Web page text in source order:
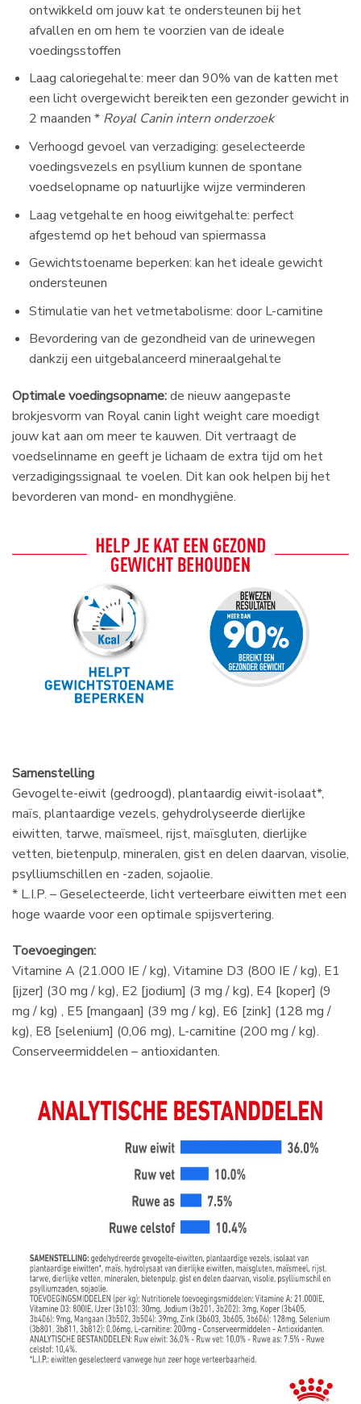
ontwikkeld om jouw kat te ondersteunen bij het
afvallen en om hem te voorzien van de ideale
voedingsstoffen
Laag caloriegehalte: meer dan 90% van de katten met
een licht overgewicht bereikten een gezonder gewicht in
2 maanden * Royal Canin intern onderzoek
Verhoogd gevoel van verzadiging: geselecteerde
voedingsvezels en psyllium kunnen de spontane
voedselopname op natuurlijke wijze verminderen
Laag vetgehalte en hoog eiwitgehalte: perfect
afgestemd op het behoud van spiermassa
Gewichtstoename beperken: kan het ideale gewicht
ondersteunen
Stimulatie van het vetmetabolisme: door L-carnitine
Bevordering van de gezondheid van de urinewegen
dankzij een uitgebalanceerd mineraalgehalte
Optimale voedingsopname:de nieuw aangepaste
brokjesvorm van Royal canin light weight care moedigt
jouw kat aan om meer te kauwen. Dit vertraagt ​​de
voedselinname en geeft je lichaam de extra tijd om het
verzadigingssignaal te voelen. Dit kan ook helpen bij het
bevorderen van mond- en mondhygiëne.
Samenstelling
Gevogelte-eiwit (gedroogd), plantaardig eiwit-isolaat*,
maïs, plantaardige vezels, gehydrolyseerde dierlijke
eiwitten, tarwe, maïsmeel, rijst, maïsgluten, dierlijke
vetten, bietenpulp, mineralen, gist en delen daarvan, visolie,
psylliumschillen en -zaden, sojaolie.
* L.I.P. – Geselecteerde, licht verteerbare eiwitten met een
hoge waarde voor een optimale spijsvertering.
Toevoegingen:
Vitamine A (21.000 IE / kg), Vitamine D3 (800 IE / kg), E1
[ijzer] (30 mg / kg), E2 [jodium] (3 mg / kg), E4 [koper] (9
mg / kg) , E5 [mangaan] (39 mg / kg), E6 [zink] (128 mg /
kg), E8 [selenium] (0,06 mg), L-carnitine (200 mg / kg).
Conserveermiddelen – antioxidanten.